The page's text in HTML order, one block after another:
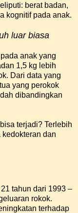
berat badan,
kognitif pada anak.
luar biasa
anak yang
1,5 kg lebih
Dari data yang
yang perokok
dibandingkan
terjadi? Terlebih
dan
tahun dari 1993 –
rokok.
terhadap